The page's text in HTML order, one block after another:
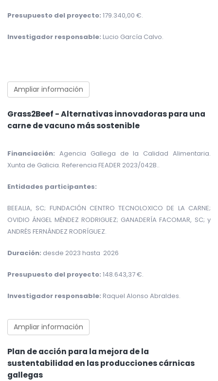
Presupuesto del proyecto: 179.340,00 €.
Investigador responsable: Lucio García Calvo.
Ampliar información
Grass2Beef - Alternativas innovadoras para una
carne de vacuno más sostenible
Financiación: Agencia Gallega de la Calidad Alimentaria.
Xunta de Galicia. Referencia FEADER 2023/042B..
Entidades participantes:
BEEALIA, SC; FUNDACIÓN CENTRO TECNOLOXICO DE LA CARNE;
OVIDIO ÁNGEL MÉNDEZ RODRIGUEZ; GANADERÍA FACOMAR, SC; y
ANDRÉS FERNÁNDEZ RODRÍGUEZ.
Duración: desde 2023 hasta 2026
Presupuesto del proyecto: 148.643,37 €.
Investigador responsable: Raquel Alonso Abraldes.
Ampliar información
Plan de acción para la mejora de la
sustentabilidad en las producciones cárnicas
gallegas